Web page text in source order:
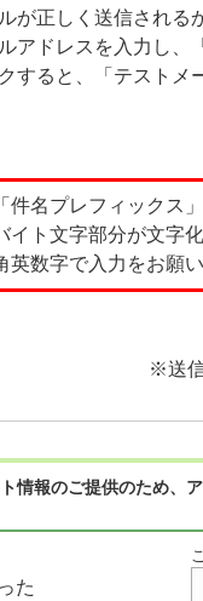
が正しく送信される
アドレスを入力し
すると、「テスト
件名プレフィック
イト文字部分が文字
英数字で入力をお願
※送
ト情報のご提供のため
た